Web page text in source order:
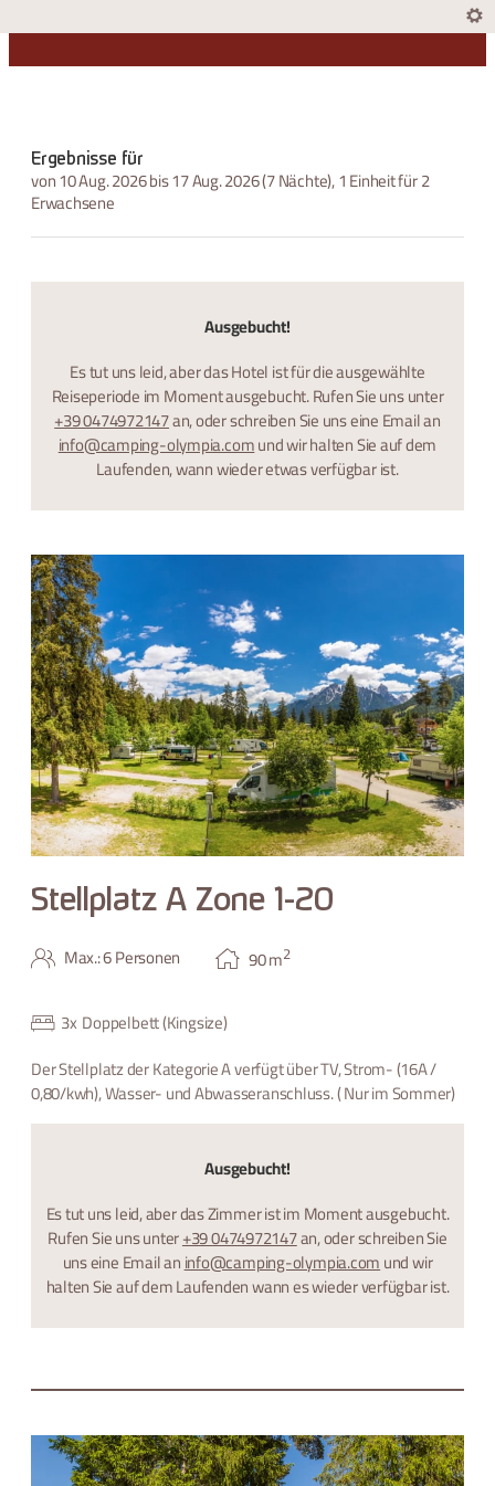
Camping Olympia - Unsere
Ergebnisse für
von 10 Aug. 2026 bis 17 Aug. 2026 (7 Nächte),1 Einheitfür2
Erwachsene
Ausgebucht!
Es tut uns leid, aber das Hotel ist für die ausgewählte
Reiseperiode im Moment ausgebucht. Rufen Sie uns unter
+39 0474972147an, oder schreiben Sie uns eine Email an
info@camping-olympia.comund wir halten Sie auf dem
Laufenden, wann wieder etwas verfügbar ist.
Stellplatz A Zone 1-20
Max.: 6 Personen 90m2
3xDoppelbett (Kingsize)
Der Stellplatz der Kategorie A verfügt über TV, Strom- (16A /
0,80/kwh), Wasser- und Abwasseranschluss. ( Nur im Sommer)
Ausgebucht!
Es tut uns leid, aber das Zimmer ist im Moment ausgebucht.
Rufen Sie uns unter+39 0474972147an, oder schreiben Sie
uns eine Email aninfo@camping-olympia.comund wir
halten Sie auf dem Laufenden wann es wieder verfügbar ist.